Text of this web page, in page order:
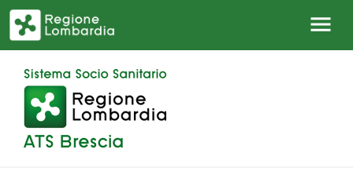
Salta al contenuto principale